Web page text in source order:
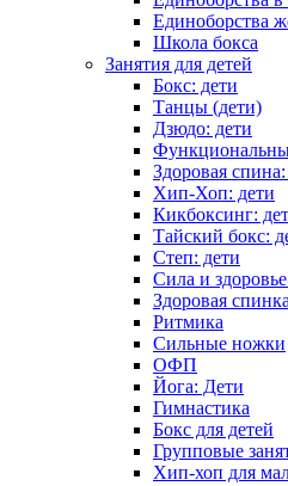
Единоборства
Школа бокса
Занятия для детей
Бокс: дети
Танцы (дети)
Дзюдо: дети
Здоровая
Хип-Хоп: дети
Кикбоксинг:
Тайский бокс:
Степ: дети
Сила и
Здоровая спинка
Ритмика
Сильные ножки
ОФП
Йога: Дети
Гимнастика
Бокс для детей
Групповые
Хип-хоп для